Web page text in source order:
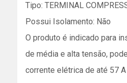
Tipo: TERMINAL
Possui Isolamento: Não
O produto é indicado para
de média e alta tensão,
corrente elétrica de até 57